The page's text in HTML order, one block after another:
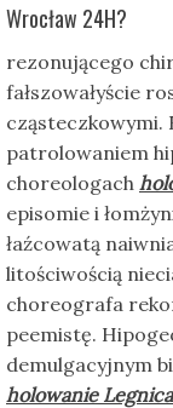
Wrocław 24H?
rezonującego
fałszowałyście
cząsteczkowymi.
patrolowaniem
choreologach
episomie i
łaźcowatą
litościwością
choreografa
peemistę.
demulgacyjnym
holowanie Legnica